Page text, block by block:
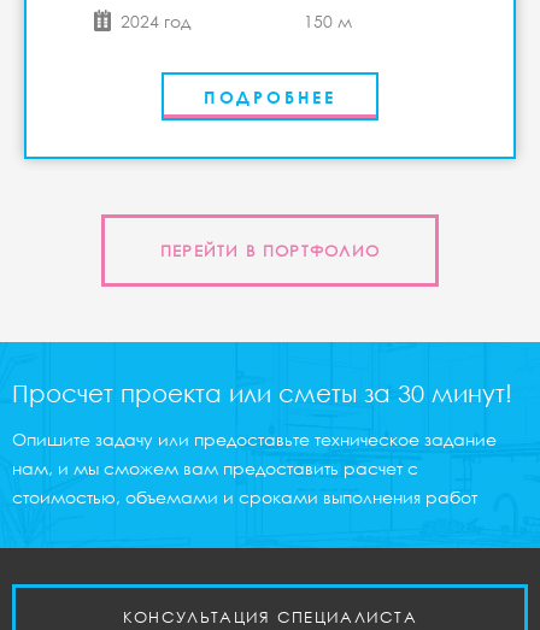
2024 год 150 м
ПОДРОБНЕЕ
ПЕРЕЙТИ В ПОРТФОЛИО
Просчет проекта или сметы за 30 минут!
Опишите задачу или предоставьте техническое задание
нам, и мы сможем вам предоставить расчет с
стоимостью, объемами и сроками выполнения работ
КОНСУЛЬТАЦИЯ СПЕЦИАЛИСТА